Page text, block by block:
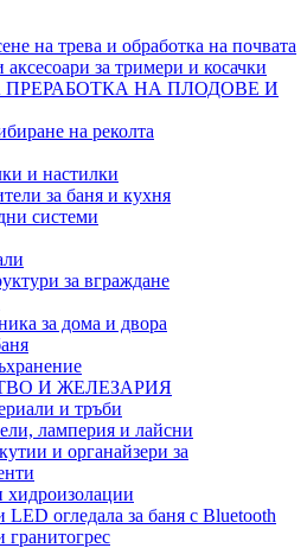
на трева и обработка на почвата
за тримери и косачки
НА ПЛОДОВЕ И
на реколта
и настилки
за баня и кухня
системи
за вграждане
за дома и двора
И ЖЕЛЕЗАРИЯ
и тръби
ламперия и лайсни
и органайзери за
хидроизолации
огледала за баня с Bluetooth